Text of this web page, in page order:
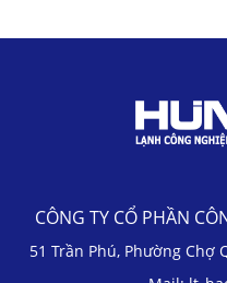
CÔNG TY CỔ PHẦN
51 Trần Phú, Phường Chợ